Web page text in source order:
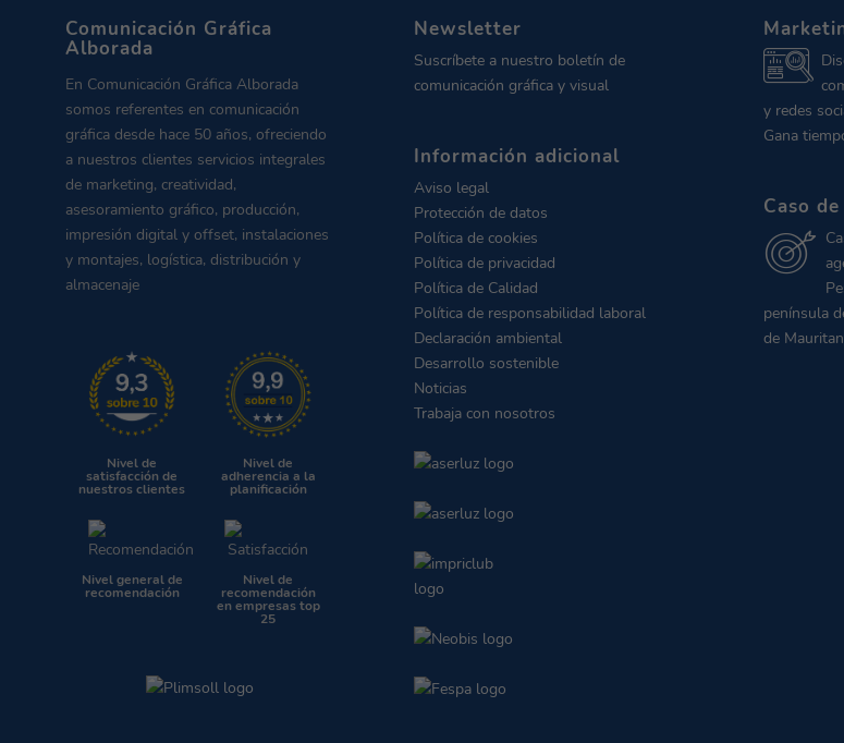
Comunicación Gráfica
Alborada
En Comunicación Gráfica Alborada
somos referentes en comunicación
gráfica desde hace 50 años, ofreciendo
a nuestros clientes servicios integrales
de marketing, creatividad,
asesoramiento gráfico, producción,
impresión digital y offset, instalaciones
y montajes, logística, distribución y
almacenaje
Nivel de
satisfacción de
nuestros clientes
Nivel de
adherencia a la
planificación
Nivel general de
recomendación
Nivel de
recomendación
en empresas top
25
Newsletter
Suscríbete a nuestro boletín de
comunicación gráfica y visual
Información adicional
Aviso legal
Protección de datos
Política de cookies
Política de privacidad
Política de Calidad
Política de responsabilidad laboral
Declaración ambiental
Desarrollo sostenible
Noticias
Trabaja con nosotros
y redes
Gana
Caso
península
de